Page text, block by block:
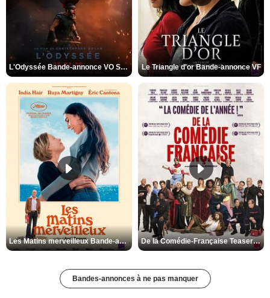
L'Odyssée Bande-annonce VO STFR Le Triangle d'or Bande-annonce VF
Les Matins merveilleux Bande-annonce VF De la Comédie-Française Teaser VF
Bandes-annonces à ne pas manquer